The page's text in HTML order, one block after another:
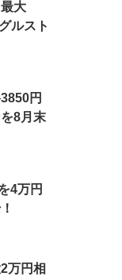
大
ルスト
円
8月末
4万円
万円相